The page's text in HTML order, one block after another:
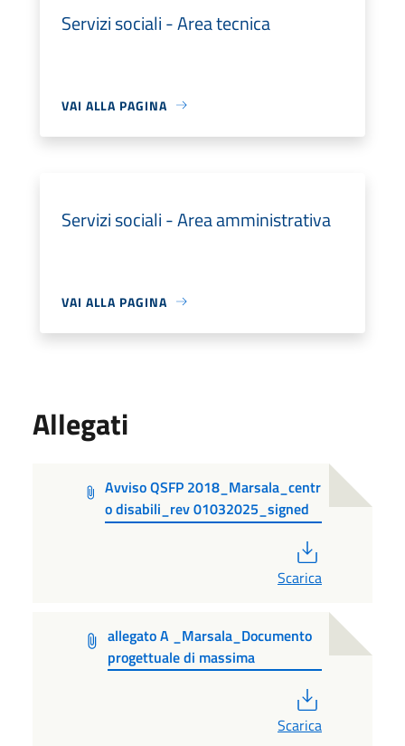
Servizi sociali - Area tecnica
VAI ALLA PAGINA
Servizi sociali - Area amministrativa
VAI ALLA PAGINA
Allegati
Avviso QSFP 2018_Marsala_centr
o disabili_rev 01032025_signed
Scarica
allegato A _Marsala_Documento
progettuale di massima
Scarica